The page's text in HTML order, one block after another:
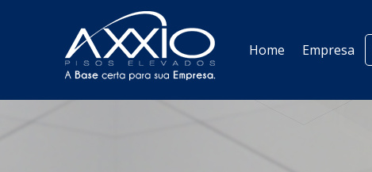
Home Empresa